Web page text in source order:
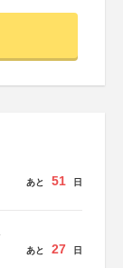
あと 51 日
あと 27 日